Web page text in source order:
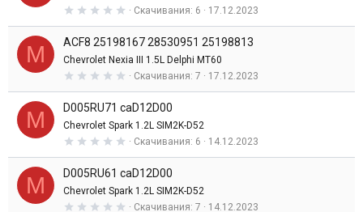
е
з
д
0
0
з
в
е
з
д
Скачивания 6 17.12.2023
M ACF8 25198167 28530951 25198813
Chevrolet Nexia III 1.5L Delphi MT60
0
0
з
в
е
з
д
Скачивания 7 17.12.2023
M D005RU71 caD12D00
Chevrolet Spark 1.2L SIM2K-D52
0
0
з
в
е
Скачивания 6 14.12.2023
M D005RU61 caD12D00
Chevrolet Spark 1.2L SIM2K-D52
0 Скачивания 7 14.12.2023